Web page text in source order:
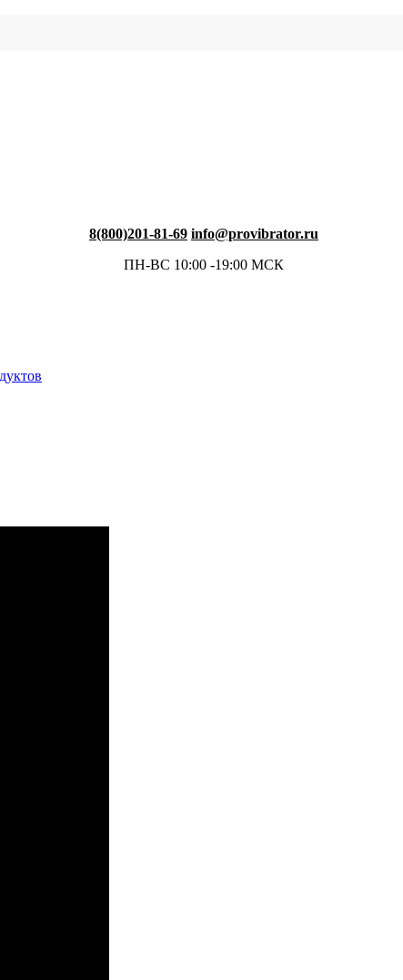
8(800)201-81-69 info@provibrator.ru
ПН-ВС 10:00 -19:00 МСК